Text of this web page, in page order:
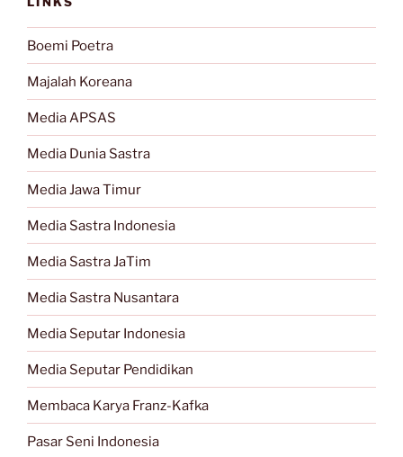
Boemi Poetra
Majalah Koreana
Media APSAS
Media Dunia Sastra
Media Jawa Timur
Media Sastra Indonesia
Media Sastra JaTim
Media Sastra Nusantara
Media Seputar Indonesia
Media Seputar Pendidikan
Membaca Karya Franz-Kafka
Pasar Seni Indonesia